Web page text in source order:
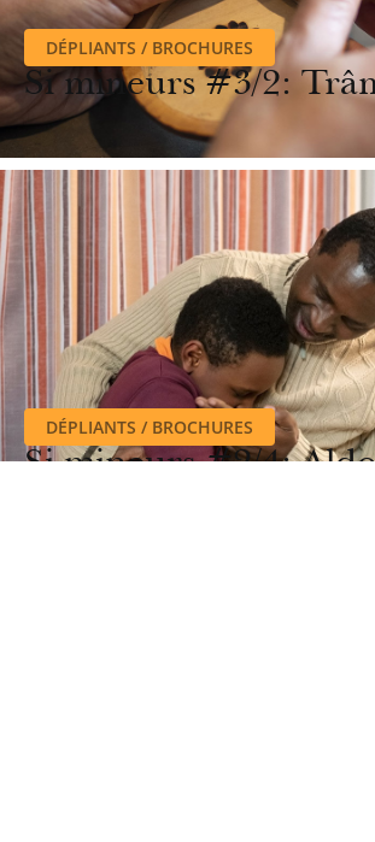
DÉPLIANTS / BROCHURES
Si mineurs #3/2:
DÉPLIANTS / BROCHURES
Si mineurs #2/4: